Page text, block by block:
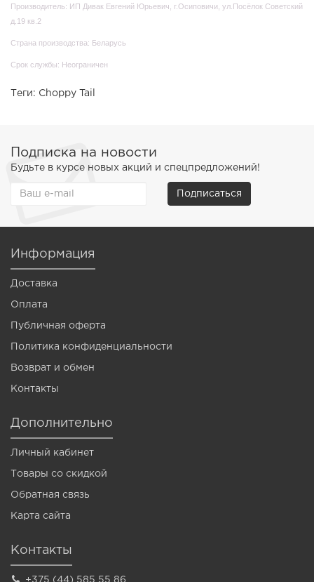
Производитель: ИП Дивак Евгений Юрьевич, г.Осиповичи, ул.Посёлок Советский
д.19 кв.2
Страна производства: Беларусь
Срок службы: Неограничен
Теги: Choppy Tail
Подписка на новости
Будьте в курсе новых акций и спецпредложений!
Подписаться
Информация
Доставка
Оплата
Публичная оферта
Политика конфиденциальности
Возврат и обмен
Контакты
Дополнительно
Личный кабинет
Товары со скидкой
Обратная связь
Карта сайта
Контакты
+375 (44) 585 55 86